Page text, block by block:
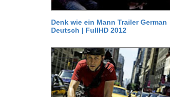
Denk wie ein Mann Trailer German
Deutsch | FullHD 2012